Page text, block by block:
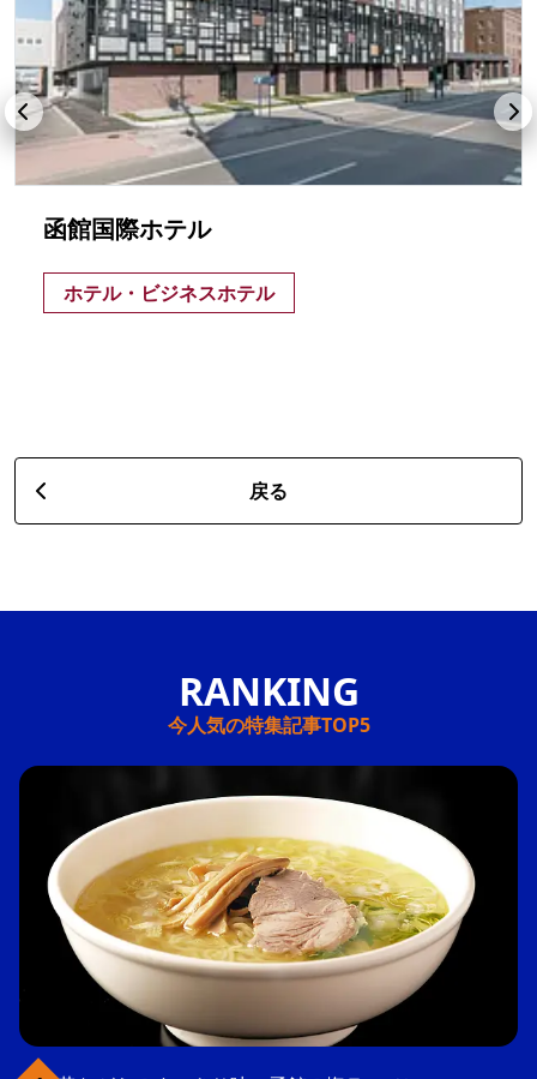
函館国際ホテル
ホテル・ビジネスホテル
戻る
今人気の特集記事TOP5